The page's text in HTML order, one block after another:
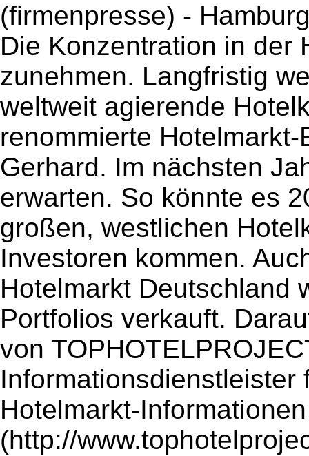
(firmenpresse) -
Die Konzentration in der
zunehmen. Langfristig
weltweit agierende
renommierte
Gerhard. Im nächsten
erwarten. So könnte es
großen, westlichen
Investoren kommen.
Hotelmarkt Deutschland
Portfolios verkauft.
von
Hotelmarkt-Informationen
(http://